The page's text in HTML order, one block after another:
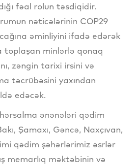
fəal rolun təsdiqidir.
nəticələrinin COP29
əminliyini ifadə edərək
toplaşan minlərlə qonaq
zəngin tarixi irsini və
təcrübəsini yaxından
edəcək.
ənənələri qədim
Şamaxı, Gəncə, Naxçıvan,
qədim şəhərlərimiz əsrlər
memarlıq məktəbinin və